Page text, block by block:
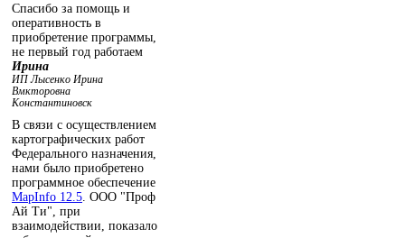
Спасибо за помощь и
оперативность в
приобретение программы,
не первый год работаем
Ирина
ИП Лысенко Ирина
Вмкторовна
Константиновск
В связи с осуществлением
картографических работ
Федерального назначения,
нами было приобретено
программное обеспечение
MapInfo 12.5 . ООО "Проф
Ай Ти", при
взаимодействии, показало